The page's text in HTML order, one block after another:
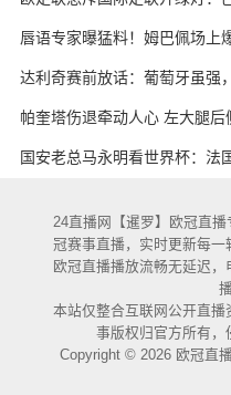
唇语专家曝猛料！姆巴佩场上
妈的X"
达利奇赛前放话：葡萄牙虽强
胁
帕奎塔伤退牵动人心 左大腿
藏隐忧
国安老总马永明看世界杯：法
24直播网【暹罗】欧冠直
冠赛事直播，实时更新每
欧冠直播播放流畅无延迟
本站仅整合互联网公开直
事版权归官方所有，
Copyright © 2026 欧冠直